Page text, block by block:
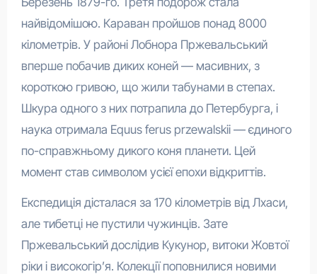
найвідомішою. Караван пройшов понад 8000
кілометрів. У районі Лобнора Пржевальський
вперше побачив диких коней — масивних, з
короткою гривою, що жили табунами в степах.
Шкура одного з них потрапила до Петербурга, і
наука отримала Equus ferus przewalskii — єдиного
по-справжньому дикого коня планети. Цей
момент став символом усієї епохи відкриттів.
Експедиція дісталася за 170 кілометрів від Лхаси,
але тибетці не пустили чужинців. Зате
Пржевальський дослідив Кукунор, витоки Жовтої
ріки і високогір’я. Колекції поповнилися новими